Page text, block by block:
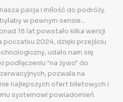
pasja i miłość do podróży.
w pewnym sensie...
18 lat powstało kilka wersji
poczatku 2024, dzięki przejściu
udało nam się
"na żywo" do
pozwala na
najlepszych ofert biletowych i
systemowi powiadomień.